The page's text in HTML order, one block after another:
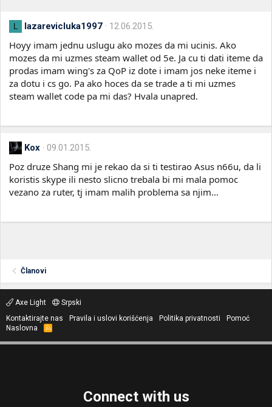
L lazarevicluka1997 12.06.2015.
Hoyy imam jednu uslugu ako mozes da mi ucinis. Ako
mozes da mi uzmes steam wallet od 5e. Ja cu ti dati iteme da
prodas imam wing's za QoP iz dote i imam jos neke iteme i
za dotu i cs go. Pa ako hoces da se trade a ti mi uzmes
steam wallet code pa mi das? Hvala unapred.
Kox 09.01.2015.
Poz druze Shang mi je rekao da si ti testirao Asus n66u, da li
koristis skype ili nesto slicno trebala bi mi mala pomoc
vezano za ruter, tj imam malih problema sa njim...
Članovi
Axe Light
Srpski
Kontaktirajte nas
Pravila i uslovi korišćenja Politika privatnosti
Pomoć
Naslovna
R
S
Connect with us